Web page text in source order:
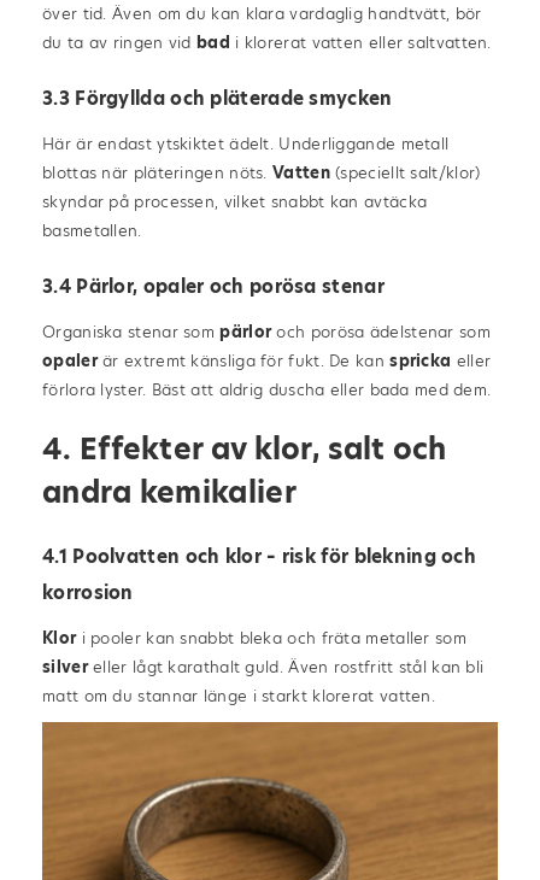
över tid. Även om du kan klara vardaglig handtvätt, bör
du ta av ringen vidbad i klorerat vatten eller saltvatten.
3.3 Förgyllda och pläterade smycken
Här är endast ytskiktet ädelt. Underliggande metall
blottas när pläteringen nöts.Vatten(speciellt salt/klor)
skyndar på processen, vilket snabbt kan avtäcka
basmetallen.
3.4 Pärlor, opaler och porösa stenar
Organiska stenar sompärloroch porösa ädelstenar som
opalerär extremt känsliga för fukt. De kanspricka eller
förlora lyster. Bäst att aldrig duscha eller bada med dem.
4. Effekter av klor, salt och
andra kemikalier
4.1 Poolvatten och klor – risk för blekning och
korrosion
Klori pooler kan snabbt bleka och fräta metaller som
silvereller lågt karathalt guld. Även rostfritt stål kan bli
matt om du stannar länge i starkt klorerat vatten.